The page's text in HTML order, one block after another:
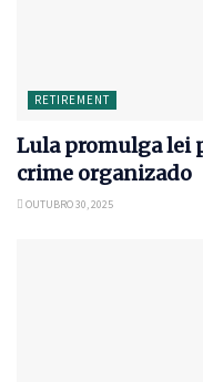
RETIREMENT
Lula promulga lei
crime organizado
OUTUBRO 30, 2025